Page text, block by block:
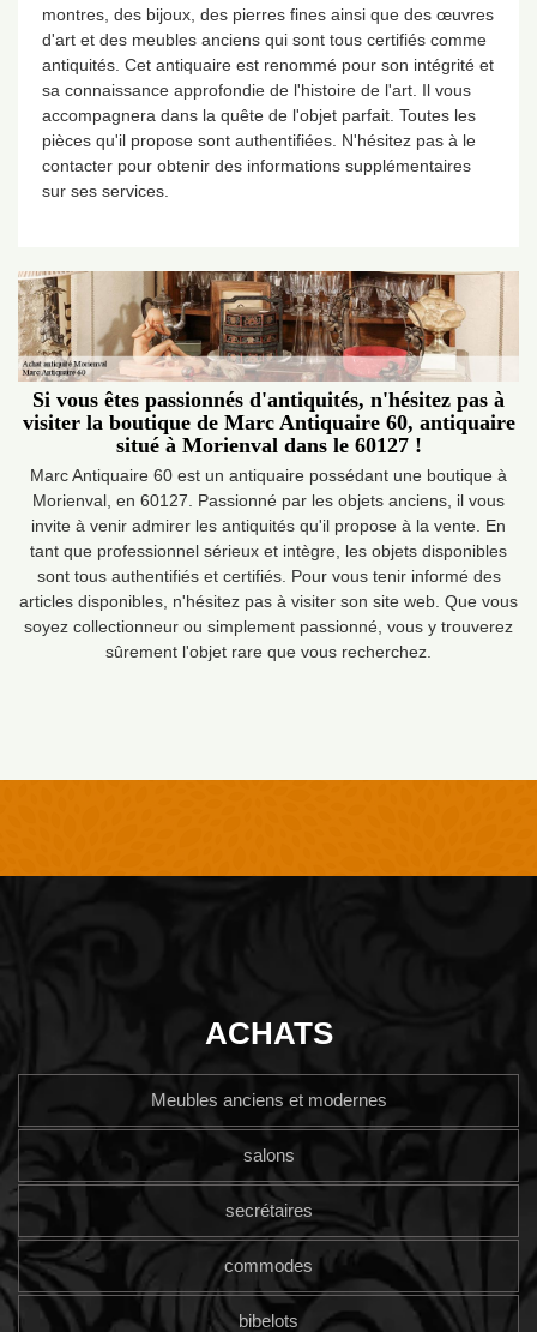
montres, des bijoux, des pierres fines ainsi que des œuvres
d'art et des meubles anciens qui sont tous certifiés comme
antiquités. Cet antiquaire est renommé pour son intégrité et
sa connaissance approfondie de l'histoire de l'art. Il vous
accompagnera dans la quête de l'objet parfait. Toutes les
pièces qu'il propose sont authentifiées. N'hésitez pas à le
contacter pour obtenir des informations supplémentaires
sur ses services.
Si vous êtes passionnés d'antiquités, n'hésitez pas à
visiter la boutique de Marc Antiquaire 60, antiquaire
situé à Morienval dans le 60127 !
Marc Antiquaire 60 est un antiquaire possédant une boutique à
Morienval, en 60127. Passionné par les objets anciens, il vous
invite à venir admirer les antiquités qu'il propose à la vente. En
tant que professionnel sérieux et intègre, les objets disponibles
sont tous authentifiés et certifiés. Pour vous tenir informé des
articles disponibles, n'hésitez pas à visiter son site web. Que vous
soyez collectionneur ou simplement passionné, vous y trouverez
sûrement l'objet rare que vous recherchez.
ACHATS
Meubles anciens et modernes
salons
secrétaires
commodes
bibelots